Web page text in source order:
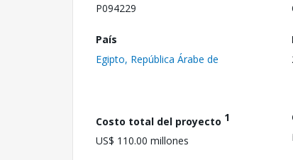
P094229
País
Egipto, República Árabe de
Costo total del proyecto 1
US$ 110.00 millones